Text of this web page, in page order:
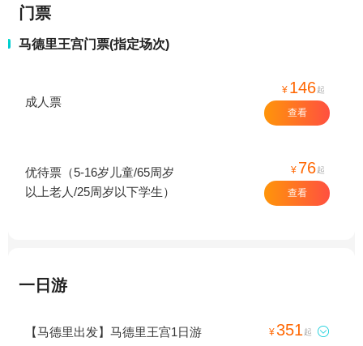
门票
马德里王宫门票(指定场次)
成人票
¥ 146起
查看
优待票（5-16岁儿童/65周岁
以上老人/25周岁以下学生）
¥ 76起
查看
一日游
【马德里出发】马德里王宫1日游 ¥351 起 